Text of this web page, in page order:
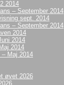
2014
– September 2014
sept. 2014
– September 2014
2014
2014
2014
Maj 2014
øvet 2026